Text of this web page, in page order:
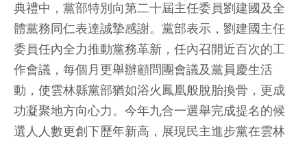
典禮中，黨部特別向第二十屆主任委員劉建國及全
體黨務同仁表達誠摯感謝。黨部表示，劉建國主任
委員任內全力推動黨務革新，任內召開近百次的工
作會議，每個月更舉辦顧問團會議及黨員慶生活
動，使雲林縣黨部猶如浴火鳳凰般脫胎換骨，更成
功凝聚地方向心力。今年九合一選舉完成提名的候
選人人數更創下歷年新高，展現民主進步黨在雲林